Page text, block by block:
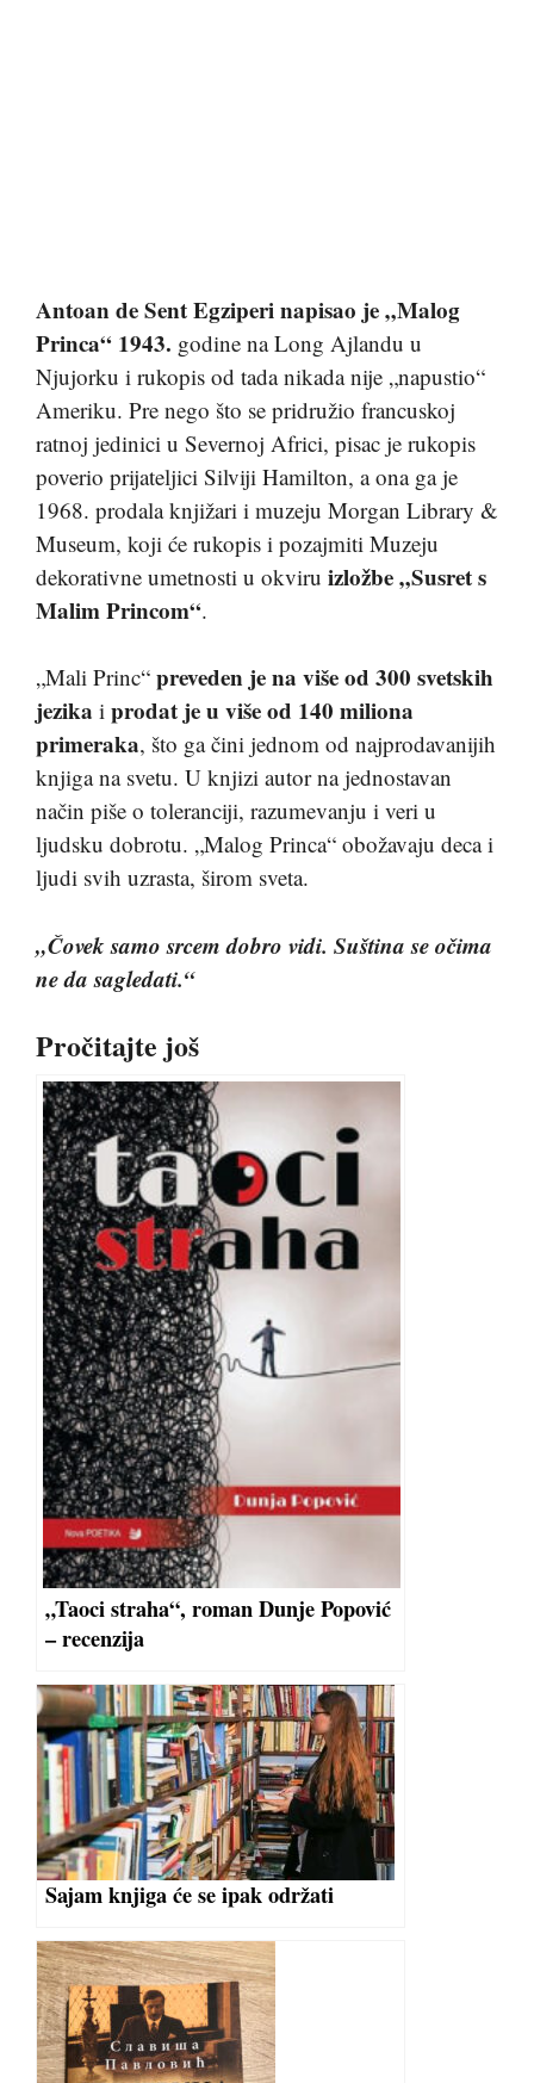
Antoan de Sent Egziperi napisao je „Malog
Princa“ 1943. godine na Long Ajlandu u
Njujorku i rukopis od tada nikada nije „napustio“
Ameriku. Pre nego što se pridružio francuskoj
ratnoj jedinici u Severnoj Africi, pisac je rukopis
poverio prijateljici Silviji Hamilton, a ona ga je
1968. prodala knjižari i muzeju Morgan Library &
Museum, koji će rukopis i pozajmiti Muzeju
dekorativne umetnosti u okviru izložbe„Susret s
Malim Princom“.
„Mali Princ“ preveden je na više od 300 svetskih
jezika i prodat je u više od 140 miliona
primeraka, što ga čini jednom od najprodavanijih
knjiga na svetu. U knjizi autor na jednostavan
način piše o toleranciji, razumevanju i veri u
ljudsku dobrotu. „Malog Princa“ obožavaju deca i
ljudi svih uzrasta, širom sveta.
„Čovek samo srcem dobro vidi. Suština se očima
ne da sagledati.“
Pročitajte još
„Taoci straha“, roman Dunje Popović
– recenzija
Sajam knjiga će se ipak održati